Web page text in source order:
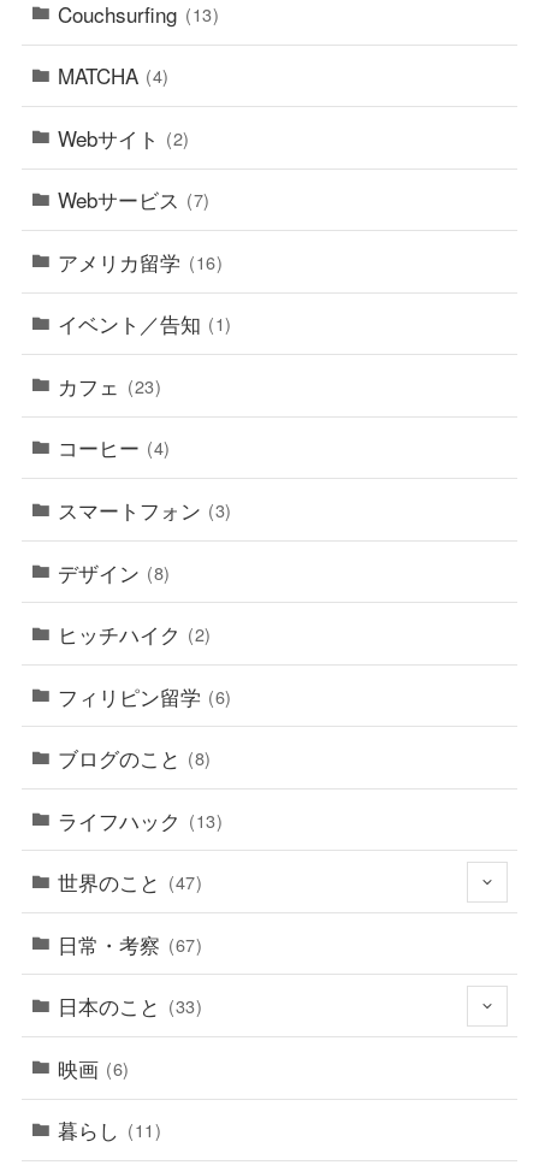
Couchsurfing (13)
MATCHA (4)
Webサイト (2)
Webサービス (7)
アメリカ留学 (16)
イベント／告知 (1)
カフェ (23)
コーヒー (4)
スマートフォン (3)
デザイン (8)
ヒッチハイク (2)
フィリピン留学 (6)
ブログのこと (8)
ライフハック (13)
世界のこと (47)
日常・考察 (67)
日本のこと (33)
映画 (6)
暮らし (11)